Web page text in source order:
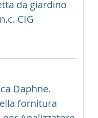
da giardino
CIG
Daphne.
fornitura